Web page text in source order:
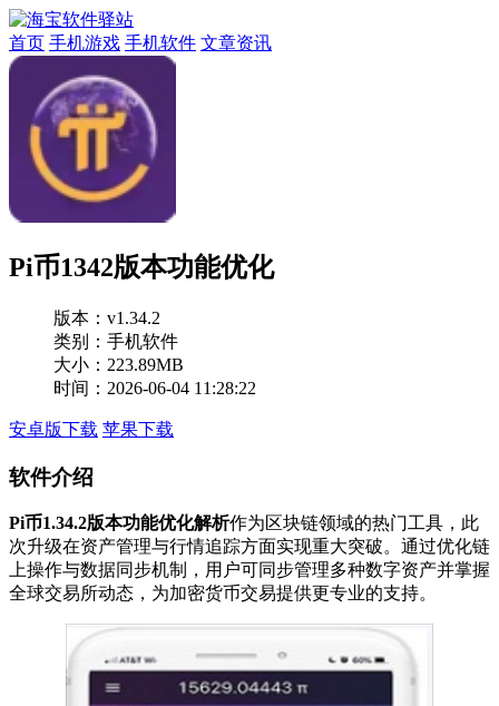
首页 手机游戏 手机软件 文章资讯
Pi币1342版本功能优化
版本： v1.34.2
类别：手机软件
大小：223.89MB
时间：2026-06-04 11:28:22
安卓版下载 苹果下载
软件介绍
Pi币1.34.2版本功能优化解析作为区块链领域的热门工具，此
次升级在资产管理与行情追踪方面实现重大突破。通过优化链
上操作与数据同步机制，用户可同步管理多种数字资产并掌握
全球交易所动态，为加密货币交易提供更专业的支持。